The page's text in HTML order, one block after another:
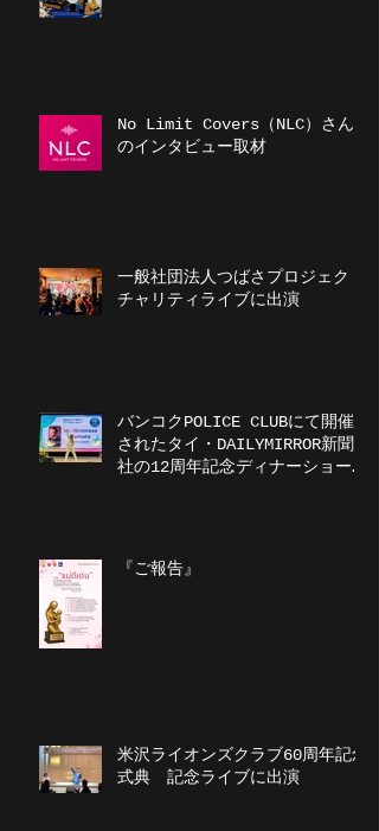
No Limit Covers（NLC）さん
のインタビュー取材
一般社団法人つばさプロジェクト
チャリティライブに出演
バンコクPOLICE CLUBにて開催
されたタイ・DAILYMIRROR新聞
社の12周年記念ディナーショーに
『ご報告』
米沢ライオンズクラブ60周年記念
式典 記念ライブに出演